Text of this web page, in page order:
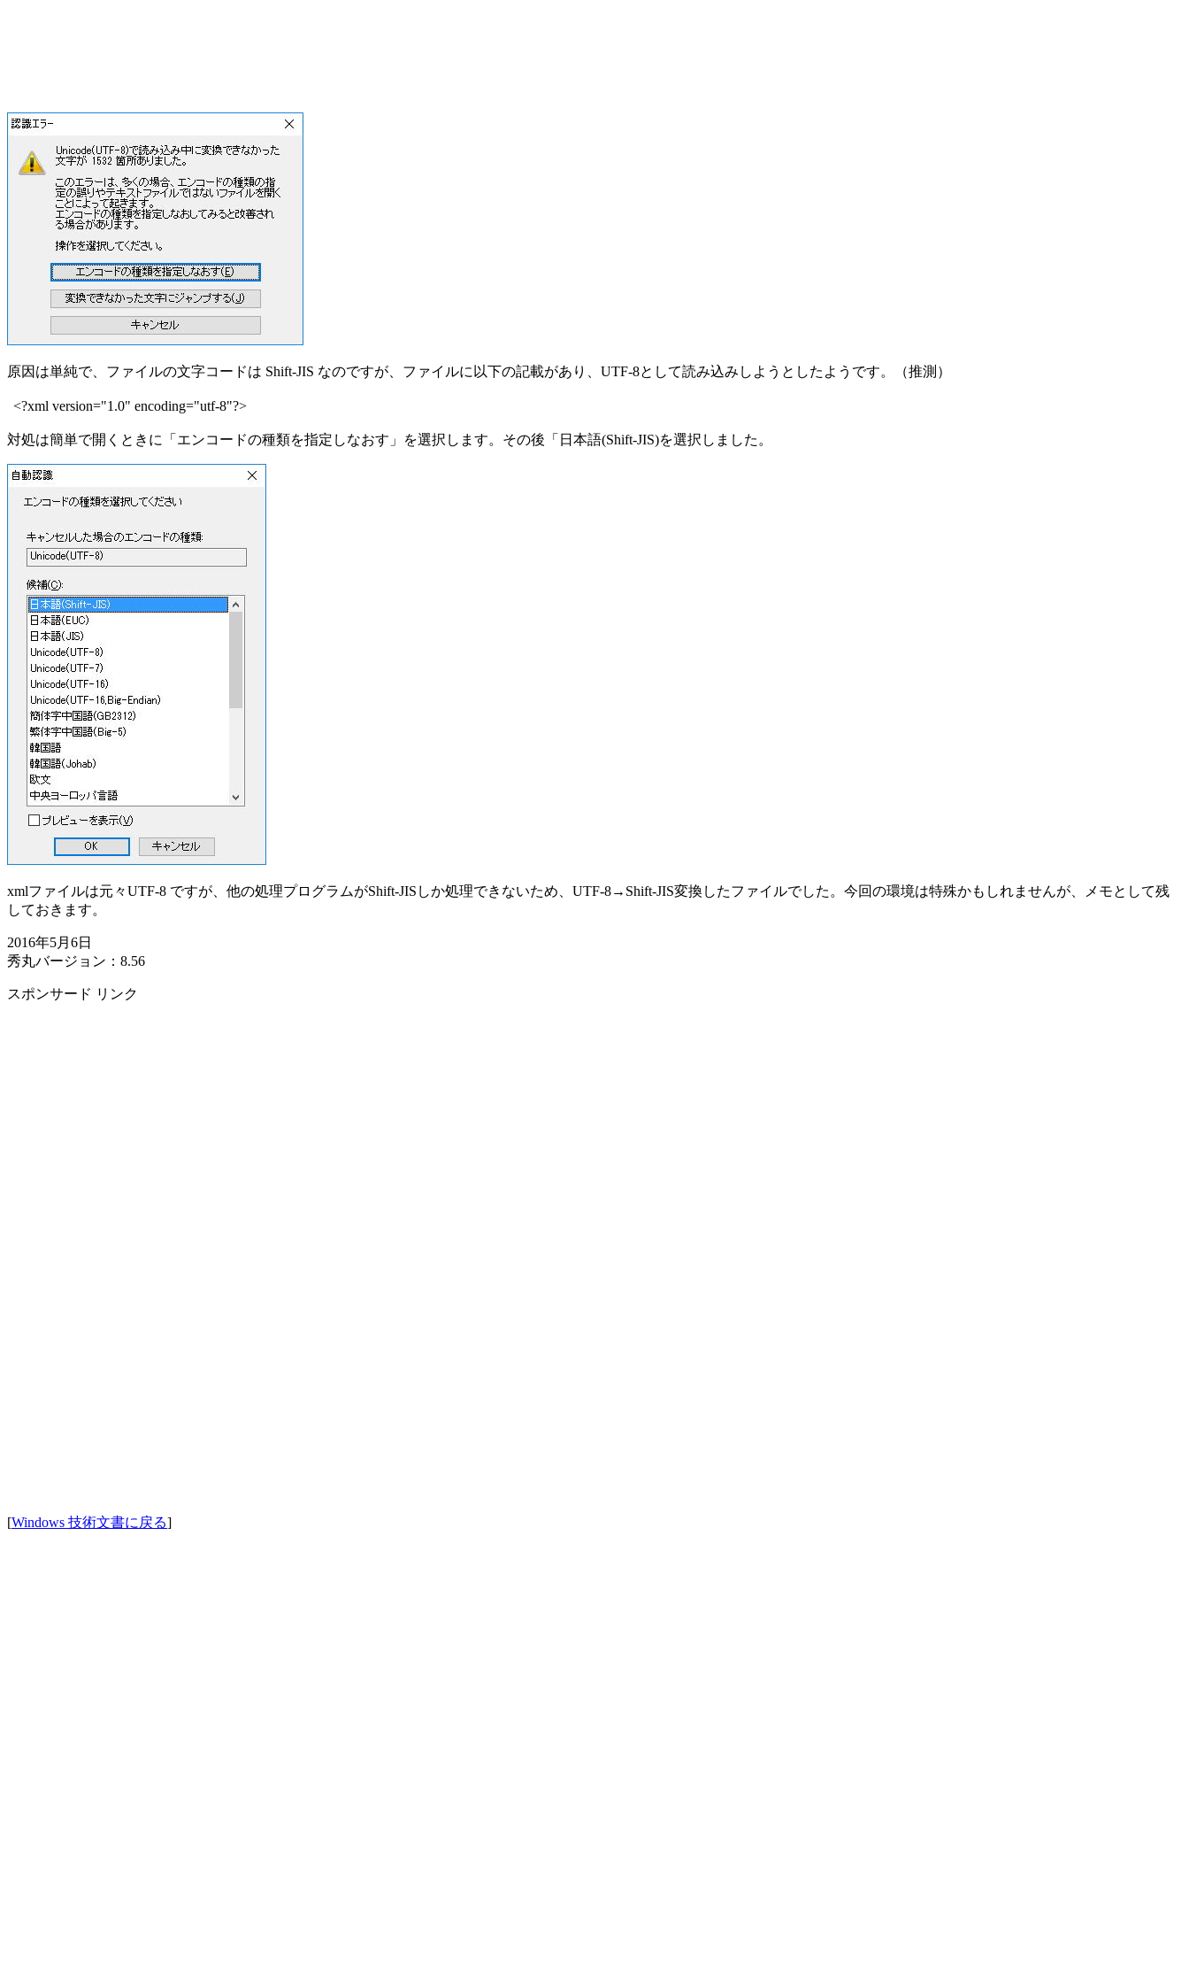
原因は単純で、ファイルの文字コードは Shift-JIS なのですが、ファイルに以下の記載があり、UTF-8として読み込みしようとしたようです。（推測）
<?xml version="1.0" encoding="utf-8"?>
対処は簡単で開くときに「エンコードの種類を指定しなおす」を選択します。その後「日本語(Shift-JIS)を選択しました。
xmlファイルは元々UTF-8 ですが、他の処理プログラムがShift-JISしか処理できないため、UTF-8→Shift-JIS変換したファイルでした。今回の環境は特殊かもしれませんが、メモとして残
しておきます。
2016年5月6日
秀丸バージョン：8.56
スポンサード リンク
[Windows 技術文書に戻る]